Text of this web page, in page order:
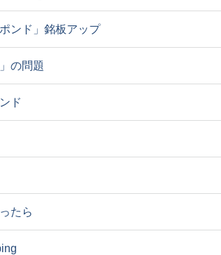
ンド」銘板アップ
の問題
ド
たら